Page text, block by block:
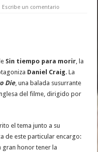
Escribe un comentario
Sin tiempo para morir, la
Daniel Craig. La
Die, una balada susurrante
del filme, dirigido por
el tema junto a su
de este particular encargo:
gran honor tener la